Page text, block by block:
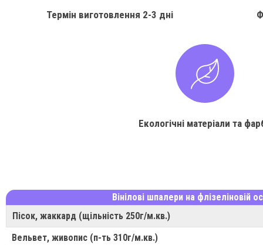
Термін виготовлення 2-3 дні
Екологічні матеріали та
Вінілові шпалери на флізеліновій
Пісок, жаккард (щільність 250г/м.кв.)
Вельвет, живопис (п-ть 310г/м.кв.)